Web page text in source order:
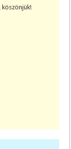
köszönjük!